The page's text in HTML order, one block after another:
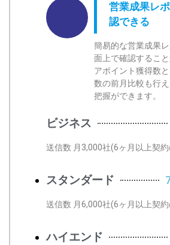
営業成果レ
認できる
簡易的な営業成果
面上で確認すること
アポイント獲得数
数の前月比較も行
把握ができます。
ビジネス
送信数 月3,000社(6ヶ月以上契
スタンダード
送信数 月6,000社(6ヶ月以上契
ハイエンド